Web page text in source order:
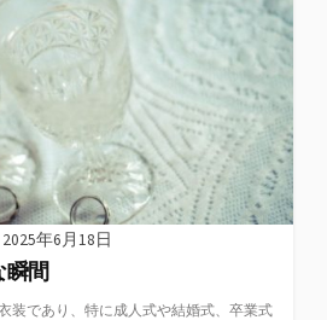
2025年6月18日
瞬間
装であり、特に成人式や結婚式、卒業式